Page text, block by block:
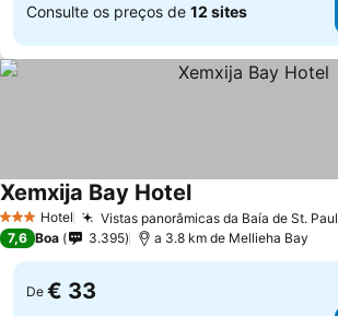
Consulte os preços de 12 sites
3 EstrelasHotel Vistas panorâmicas da Baía de St. Paul
Xemxija Bay Hotel
7,6 Boa 3.395 a 3.8 km de Mellieha Bay
De € 33